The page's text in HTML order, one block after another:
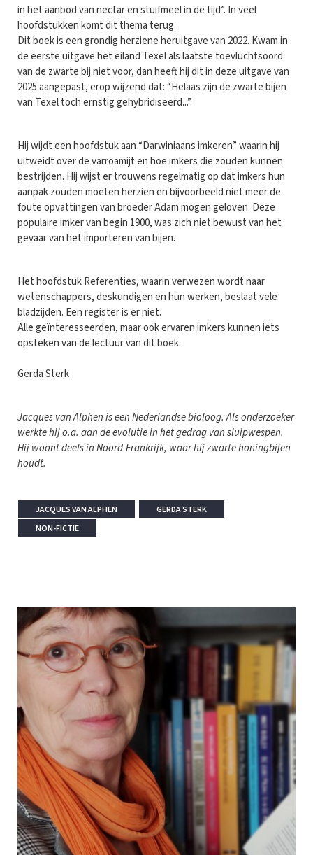
in het aanbod van nectar en stuifmeel in de tijd”. In veel
hoofdstukken komt dit thema terug.
Dit boek is een grondig herziene heruitgave van 2022. Kwam in
de eerste uitgave het eiland Texel als laatste toevluchtsoord
van de zwarte bij niet voor, dan heeft hij dit in deze uitgave van
2025 aangepast, erop wijzend dat: “Helaas zijn de zwarte bijen
van Texel toch ernstig gehybridiseerd...”.
Hij wijdt een hoofdstuk aan “Darwiniaans imkeren” waarin hij
uitweidt over de varroamijt en hoe imkers die zouden kunnen
bestrijden. Hij wijst er trouwens regelmatig op dat imkers hun
aanpak zouden moeten herzien en bijvoorbeeld niet meer de
foute opvattingen van broeder Adam mogen geloven. Deze
populaire imker van begin 1900, was zich niet bewust van het
gevaar van het importeren van bijen.
Het hoofdstuk Referenties, waarin verwezen wordt naar
wetenschappers, deskundigen en hun werken, beslaat vele
bladzijden. Een register is er niet.
Alle geïnteresseerden, maar ook ervaren imkers kunnen iets
opsteken van de lectuur van dit boek.
Gerda Sterk
Jacques van Alphen is een Nederlandse bioloog. Als onderzoeker
werkte hij o.a. aan de evolutie in het gedrag van sluipwespen.
Hij woont deels in Noord-Frankrijk, waar hij zwarte honingbijen
houdt.
JACQUES VAN ALPHEN
GERDA STERK
NON-FICTIE